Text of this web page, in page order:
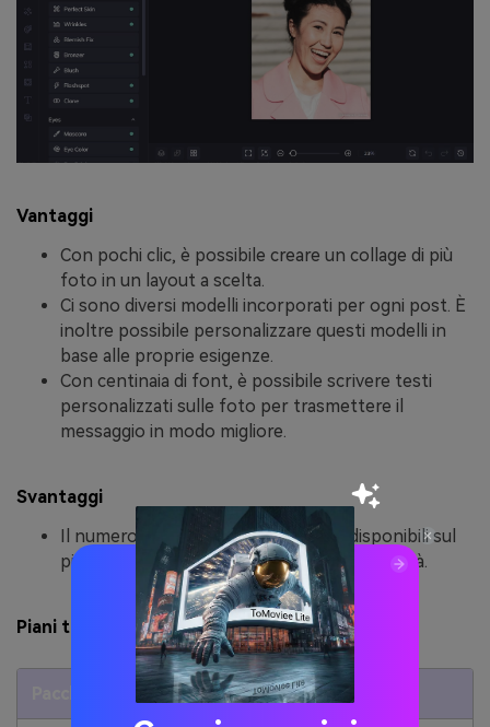
Vantaggi
Con pochi clic, è possibile creare un collage di più
foto in un layout a scelta.
Ci sono diversi modelli incorporati per ogni post. È
inoltre possibile personalizzare questi modelli in
base alle proprie esigenze.
Con centinaia di font, è possibile scrivere testi
personalizzati sulle foto per trasmettere il
messaggio in modo migliore.
Svantaggi
Il numero limitato di modelli gratuiti disponibili sul
piano gratuito può limitare la vostra creatività.
Piani tariffari di BeFunky